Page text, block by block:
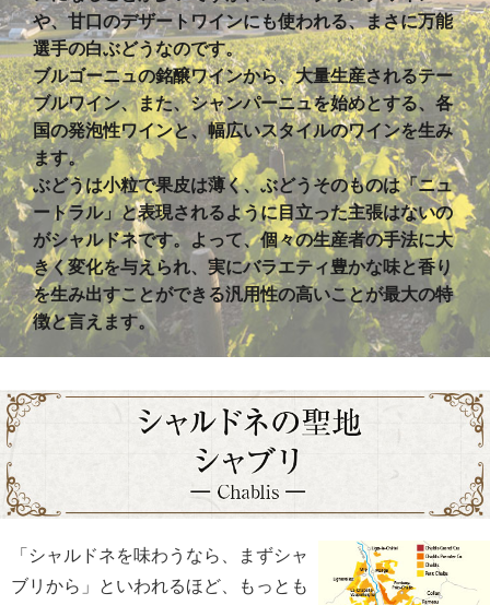
や、甘口のデザートワインにも使われる、まさに万能
選手の白ぶどうなのです。
ブルゴーニュの銘醸ワインから、大量生産されるテー
ブルワイン、また、シャンパーニュを始めとする、各
国の発泡性ワインと、幅広いスタイルのワインを生み
ます。
ぶどうは小粒で果皮は薄く、ぶどうそのものは「ニュ
ートラル」と表現されるように目立った主張はないの
がシャルドネです。よって、個々の生産者の手法に大
きく変化を与えられ、実にバラエティ豊かな味と香り
を生み出すことができる汎用性の高いことが最大の特
徴と言えます。
「シャルドネを味わうなら、まずシャ
ブリから」といわれるほど、もっとも